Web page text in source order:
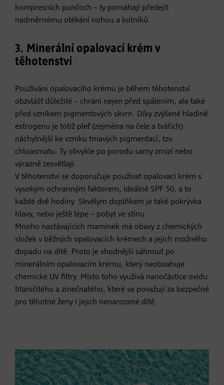
kompresních punčoch – ty pomáhají předejít
nadměrnému otékání nohou a kotníků.
3. Minerální opalovací krém v
těhotenství
Používání opalovacího krému je během těhotenství
obzvlášť důležité – chrání nejen před spálením, ale také
před vznikem pigmentových skvrn. Díky zvýšené hladině
estrogenu je totiž pleť (zejména na čele a tvářích)
náchylnější ke vzniku tmavých pigmentací, tzv.
chloasmatu. Ty obvykle po porodu samy zmizí nebo
výrazně zesvětlají.
V těhotenství se doporučuje používat opalovací krém s
vysokým ochranným faktorem, ideálně SPF 50, a to
každé dvě hodiny. Skvělým doplňkem je také pokrývka
hlavy, nebo ještě lépe – pobyt ve stínu.
Mnoho nastávajících maminek má obavy z chemických
složek v běžných opalovacích krémech a jejich možného
dopadu na dítě. Proto je vhodnější sáhnout po
minerálním opalovacím krému, který neobsahuje
chemické UV filtry. Místo toho využívá nanočástice oxidu
titaničitého a zinečnatého, které se považují za bezpečné
pro těhotné ženy i jejich nenarozené dítě.